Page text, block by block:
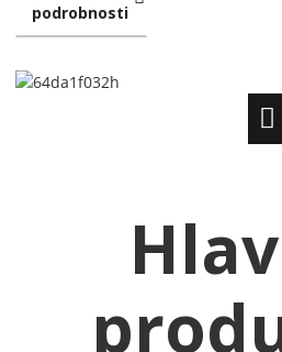
podrobnosti